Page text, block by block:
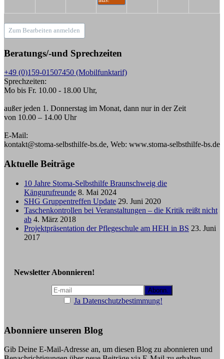
Zum Bearbeiten anmelden
Beratungs/-und Sprechzeiten
+49 (0)159-01507450 (Mobilfunktarif)
Sprechzeiten:
Mo bis Fr. 10.00 - 18.00 Uhr,
außer jeden 1. Donnerstag im Monat, dann nur in der Zeit
von 10.00 – 14.00 Uhr
E-Mail:
kontakt@stoma-selbsthilfe-bs.de, Web: www.stoma-selbsthilfe-bs.de
Aktuelle Beiträge
10 Jahre Stoma-Selbsthilfe Braunschweig die
Kängurufreunde 8. Mai 2024
SHG Gruppentreffen Update 29. Juni 2020
Taschenkontrollen bei Veranstaltungen – die Kritik reißt nicht
ab 4. März 2018
Projektpräsentation der Pflegeschule am HEH in BS 23. Juni
2017
Newsletter Abonnieren!
Ja Datenschutzbestimmung!
Abonniere unseren Blog
Gib Deine E-Mail-Adresse an, um diesen Blog zu abonnieren und